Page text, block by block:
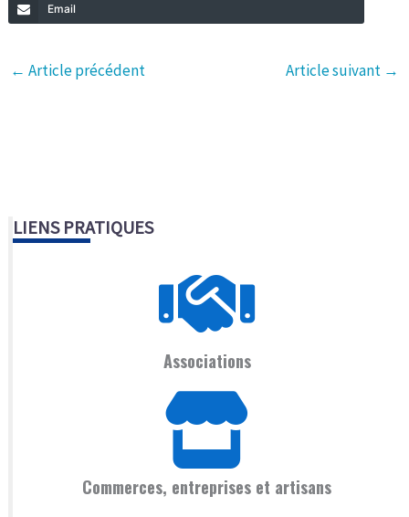
Email
← Article précédent Article suivant →
LIENS PRATIQUES
Associations
Commerces, entreprises et artisans